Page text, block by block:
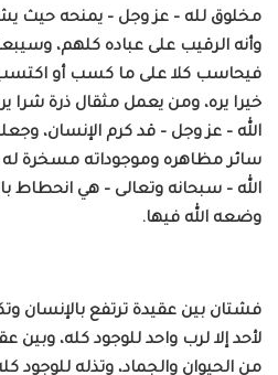
مخلوق لله – عز وجل – يمنحه حيث
وأنه الرقيب على عباده كلهم،
فيحاسب كلا على ما كسب أو
الله – عز وجل – قد كرم الإنسان،
سائر مظاهره وموجوداته مسخرة له
الله – سبحانه وتعالى – هي انحطاط
وضعه الله فيها.
فشتان بين عقيدة ترتفع بالإنسان
لأحد إلا لرب واحد للوجود كله، وبين
من الحيوان والجماد، وتذله للوجود